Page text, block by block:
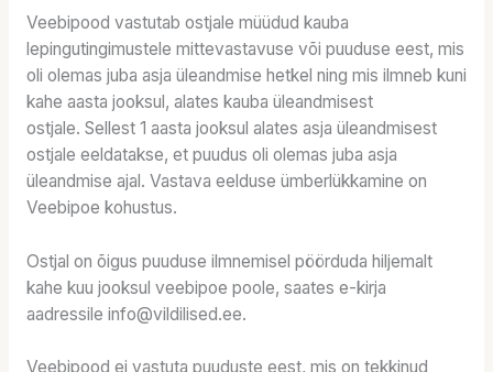
Veebipood vastutab ostjale müüdud kauba
lepingutingimustele mittevastavuse või puuduse eest, mis
oli olemas juba asja üleandmise hetkel ning mis ilmneb kuni
kahe aasta jooksul, alates kauba üleandmisest
ostjale. Sellest 1 aasta jooksul alates asja üleandmisest
ostjale eeldatakse, et puudus oli olemas juba asja
üleandmise ajal. Vastava eelduse ümberlükkamine on
Veebipoe kohustus.
Ostjal on õigus puuduse ilmnemisel pöörduda hiljemalt
kahe kuu jooksul veebipoe poole, saates e-kirja
aadressile info@vildilised.ee.
Veebipood ei vastuta puuduste eest, mis on tekkinud